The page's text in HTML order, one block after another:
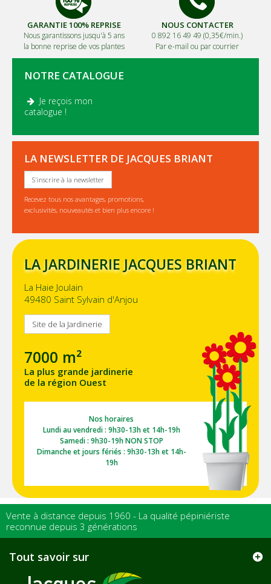
GARANTIE 100% REPRISE
Nous garantissons jusqu'à 5 ans
la bonne reprise de vos plantes
NOUS CONTACTER
0 892 16 49 49 (0,35€/min.)
Par e-mail ou par courrier
NOTRE CATALOGUE
Je reçois mon
catalogue !
LA NEWSLETTER DE JACQUES BRIANT
S'inscrire à la newsletter
Recevez tous nos avantages, promotions,
exclusivités, nouveautés et bien plus encore !
LA JARDINERIE JACQUES BRIANT
La Haie Joulain
49480 Saint Sylvain d'Anjou
Site de la Jardinerie
7000 m²
La plus grande jardinerie
de la région Ouest
Nos horaires
Lundi au vendredi : 9h30-13h et 14h-19h
Samedi : 9h30-19h NON STOP
Dimanche et jours fériés : 9h30-13h et 14h-
19h
Vente à distance depuis 1960 - La qualité pépiniériste
reconnue depuis 3 générations
Tout savoir sur